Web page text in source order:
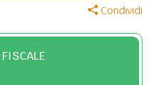
Condividi